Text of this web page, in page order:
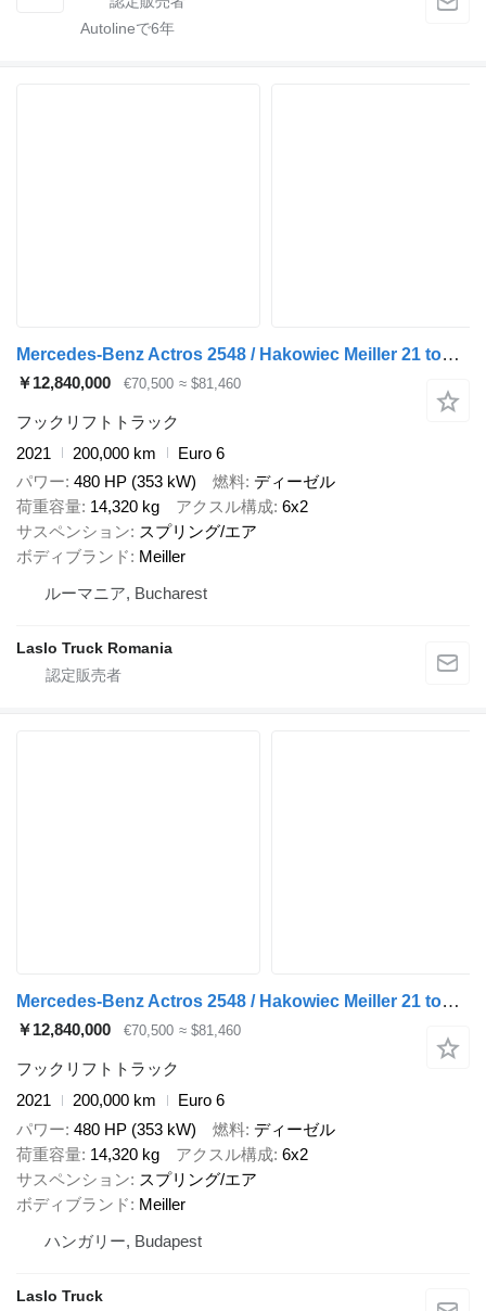
Autolineで6年
Mercedes-Benz Actros 2548 / Hakowiec Meiller 21 ton / 200 tys. km! / 5 szt
￥12,840,000 €70,500 ≈ $81,460
フックリフトトラック
2021
200,000 km
Euro 6
パワー 480 HP (353 kW) 燃料 ディーゼル
荷重容量 14,320 kg アクスル構成 6x2
サスペンション
スプリング/エア
ボディブランド
Meiller
ルーマニア, Bucharest
Laslo Truck Romania
Mercedes-Benz Actros 2548 / Hakowiec Meiller 21 ton / 200 tys. km! / 5 szt
￥12,840,000 €70,500 ≈ $81,460
フックリフトトラック
2021
200,000 km
Euro 6
パワー 480 HP (353 kW) 燃料 ディーゼル
荷重容量 14,320 kg アクスル構成 6x2
サスペンション
スプリング/エア
ボディブランド
Meiller
ハンガリー, Budapest
Laslo Truck